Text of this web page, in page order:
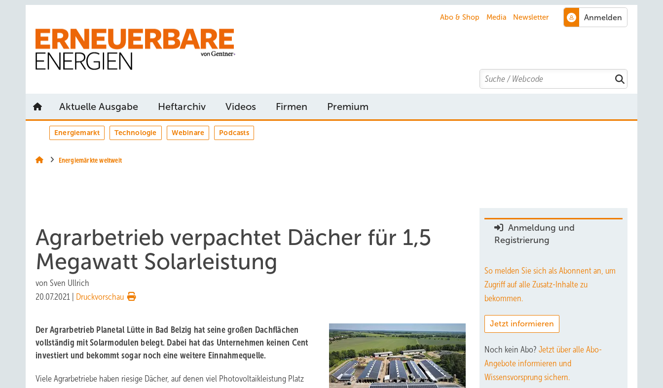
Abo & Shop Media Newsletter
Search
Aktuelle Ausgabe Heftarchiv Videos Firmen Premium
Energiemarkt Technologie Webinare Podcasts
Energiemärkte weltweit
Agrarbetrieb verpachtet Dächer für 1,5
Megawatt Solarleistung
von Sven Ullrich
20.07.2021
Druckvorschau
Der Agrarbetrieb Planetal Lütte in Bad Belzig hat seine großen Dachflächen
vollständig mit Solarmodulen belegt. Dabei hat das Unternehmen keinen Cent
investiert und bekommt sogar noch eine weitere Einnahmequelle.
Viele Agrarbetriebe haben riesige Dächer, auf denen viel Photovoltaikleistung Platz
Anmeldung und
Registrierung
So melden Sie sich als Abonnent an, um
Zugriff auf alle Zusatz-Inhalte zu
bekommen.
Jetzt informieren
Noch kein Abo? Jetzt über alle Abo-
Angebote informieren und
Wissensvorsprung sichern.